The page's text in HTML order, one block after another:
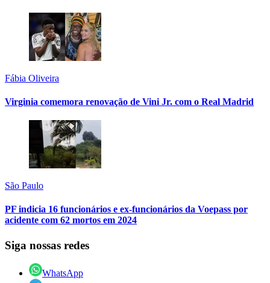
Fábia Oliveira
Virginia comemora renovação de Vini Jr. com o Real Madrid
São Paulo
PF indicia 16 funcionários e ex-funcionários da Voepass por
acidente com 62 mortos em 2024
Siga nossas redes
WhatsApp